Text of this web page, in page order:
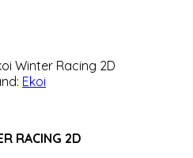
Winter Racing 2D
Ekoi
RACING 2D